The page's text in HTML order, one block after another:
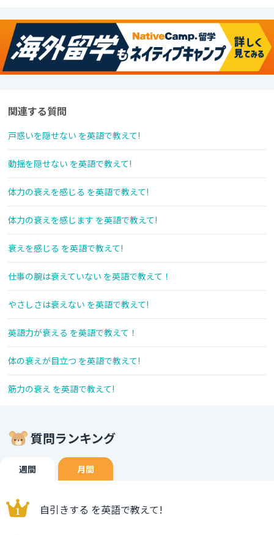
関連する質問
戸惑いを隠せない を英語で教えて!
動揺を隠せない を英語で教えて!
体力の衰えを感じる を英語で教えて!
体力の衰えを感じます を英語で教えて!
衰えを感じる を英語で教えて!
仕事の腕は衰えていない を英語で教えて！
やさしさは衰えない を英語で教えて!
英語力が衰える を英語で教えて！
体の衰えが目立つ を英語で教えて!
筋力の衰え を英語で教えて!
質問ランキング
週間 月間
自引きする を英語で教えて!